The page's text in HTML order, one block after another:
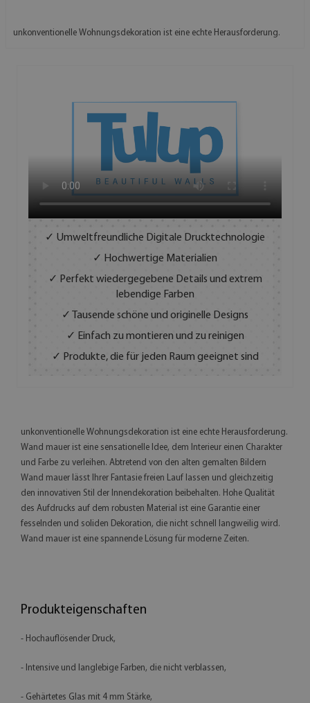
unkonventionelle Wohnungsdekoration ist eine echte Herausforderung.
✓ Umweltfreundliche Digitale Drucktechnologie
✓ Hochwertige Materialien
✓ Perfekt wiedergegebene Details und extrem
lebendige Farben
✓ Tausende schöne und originelle Designs
✓ Einfach zu montieren und zu reinigen
✓ Produkte, die für jeden Raum geeignet sind
unkonventionelle Wohnungsdekoration ist eine echte Herausforderung.
Wand mauer ist eine sensationelle Idee, dem Interieur einen Charakter
und Farbe zu verleihen. Abtretend von den alten gemalten Bildern
Wand mauer lässt Ihrer Fantasie freien Lauf lassen und gleichzeitig
den innovativen Stil der Innendekoration beibehalten. Hohe Qualität
des Aufdrucks auf dem robusten Material ist eine Garantie einer
fesselnden und soliden Dekoration, die nicht schnell langweilig wird.
Wand mauer ist eine spannende Lösung für moderne Zeiten.
Produkteigenschaften
- Hochauflösender Druck,
- Intensive und langlebige Farben, die nicht verblassen,
- Gehärtetes Glas mit 4 mm Stärke,